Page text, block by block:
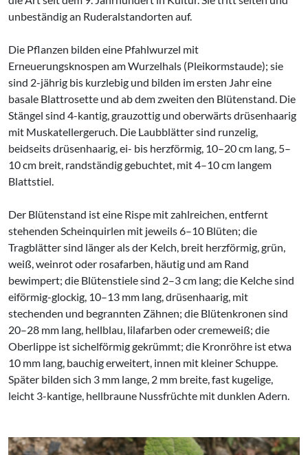
unbeständig an Ruderalstandorten auf.
Die Pflanzen bilden eine Pfahlwurzel mit
Erneuerungsknospen am Wurzelhals (Pleikormstaude); sie
sind 2-jährig bis kurzlebig und bilden im ersten Jahr eine
basale Blattrosette und ab dem zweiten den Blütenstand. Die
Stängel sind 4-kantig, grauzottig und oberwärts drüsenhaarig
mit Muskatellergeruch. Die Laubblätter sind runzelig,
beidseits drüsenhaarig, ei- bis herzförmig, 10–20 cm lang, 5–
10 cm breit, randständig gebuchtet, mit 4–10 cm langem
Blattstiel.
Der Blütenstand ist eine Rispe mit zahlreichen, entfernt
stehenden Scheinquirlen mit jeweils 6–10 Blüten; die
Tragblätter sind länger als der Kelch, breit herzförmig, grün,
weiß, weinrot oder rosafarben, häutig und am Rand
bewimpert; die Blütenstiele sind 2–3 cm lang; die Kelche sind
eiförmig-glockig, 10–13 mm lang, drüsenhaarig, mit
stechenden und begrannten Zähnen; die Blütenkronen sind
20–28 mm lang, hellblau, lilafarben oder cremeweiß; die
Oberlippe ist sichelförmig gekrümmt; die Kronröhre ist etwa
10 mm lang, bauchig erweitert, innen mit kleiner Schuppe.
Später bilden sich 3 mm lange, 2 mm breite, fast kugelige,
leicht 3-kantige, hellbraune Nussfrüchte mit dunklen Adern.